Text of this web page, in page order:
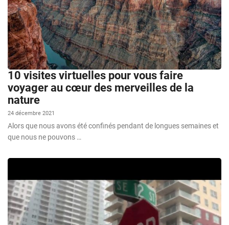
10 visites virtuelles pour vous faire
voyager au cœur des merveilles de la
nature
24 décembre 2021
Alors que nous avons été confinés pendant de longues semaines et
que nous ne pouvons …